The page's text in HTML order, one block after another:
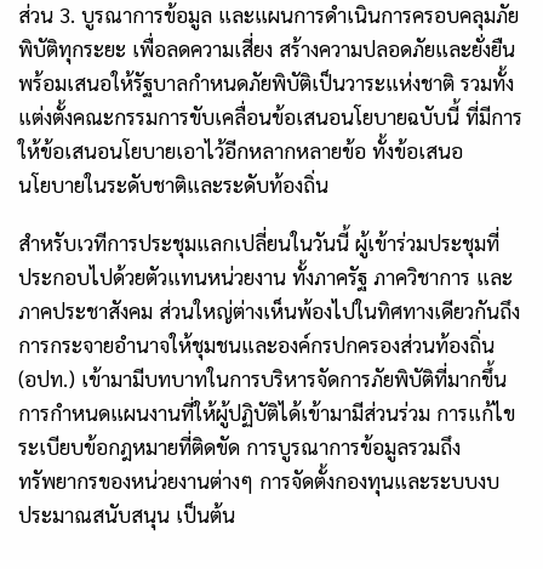
ส่วน 3. บูรณาการข้อมูล และแผนการดำเนินการครอบคลุมภัย
พิบัติทุกระยะ เพื่อลดความเสี่ยง สร้างความปลอดภัยและยั่งยืน
พร้อมเสนอให้รัฐบาลกำหนดภัยพิบัติเป็นวาระแห่งชาติ รวมทั้ง
แต่งตั้งคณะกรรมการขับเคลื่อนข้อเสนอนโยบายฉบับนี้ ที่มีการ
ให้ข้อเสนอนโยบายเอาไว้อีกหลากหลายข้อ ทั้งข้อเสนอ
นโยบายในระดับชาติและระดับท้องถิ่น
สำหรับเวทีการประชุมแลกเปลี่ยนในวันนี้ ผู้เข้าร่วมประชุมที่
ประกอบไปด้วยตัวแทนหน่วยงาน ทั้งภาครัฐ ภาควิชาการ และ
ภาคประชาสังคม ส่วนใหญ่ต่างเห็นพ้องไปในทิศทางเดียวกันถึง
การกระจายอำนาจให้ชุมชนและองค์กรปกครองส่วนท้องถิ่น
(อปท.) เข้ามามีบทบาทในการบริหารจัดการภัยพิบัติที่มากขึ้น
การกำหนดแผนงานที่ให้ผู้ปฏิบัติได้เข้ามามีส่วนร่วม การแก้ไข
ระเบียบข้อกฎหมายที่ติดขัด การบูรณาการข้อมูลรวมถึง
ทรัพยากรของหน่วยงานต่างๆ การจัดตั้งกองทุนและระบบงบ
ประมาณสนับสนุน เป็นต้น